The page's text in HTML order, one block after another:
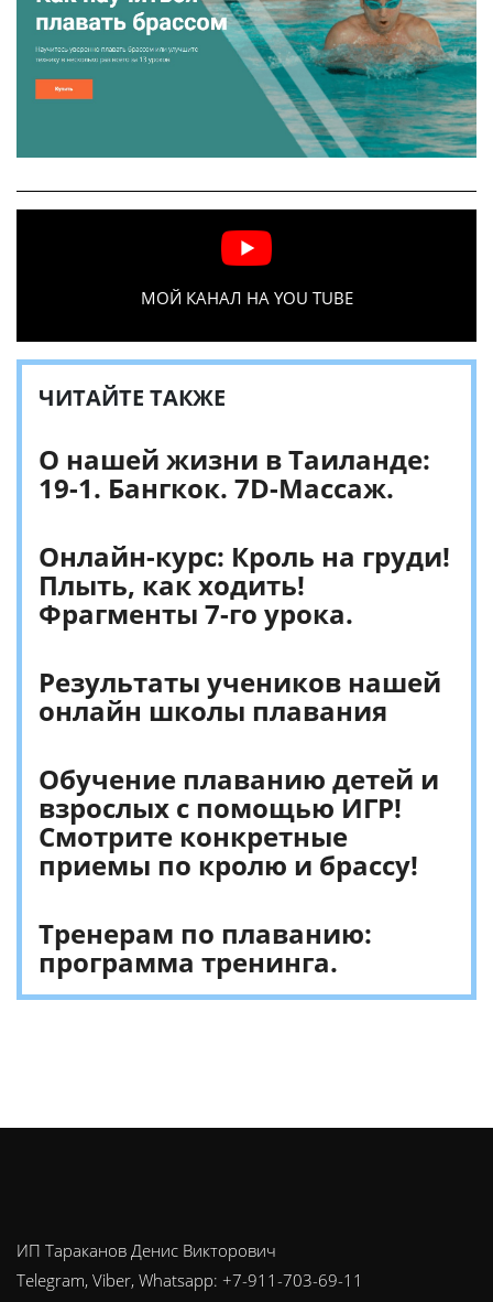
МОЙ КАНАЛ НА YOU TUBE
ЧИТАЙТЕ ТАКЖЕ
О нашей жизни в Таиланде:
19-1. Бангкок. 7D-Массаж.
Онлайн-курс: Кроль на груди!
Плыть, как ходить!
Фрагменты 7-го урока.
Результаты учеников нашей
онлайн школы плавания
Обучение плаванию детей и
взрослых с помощью ИГР!
Смотрите конкретные
приемы по кролю и брассу!
Тренерам по плаванию:
программа тренинга.
ИП Тараканов Денис Викторович
Telegram, Viber, Whatsapp: +7-911-703-69-11